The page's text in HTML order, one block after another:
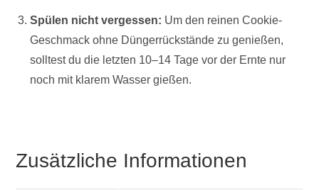
Spülen nicht vergessen: Um den reinen Cookie-
Geschmack ohne Düngerrückstände zu genießen,
solltest du die letzten 10–14 Tage vor der Ernte nur
noch mit klarem Wasser gießen.
Zusätzliche Informationen